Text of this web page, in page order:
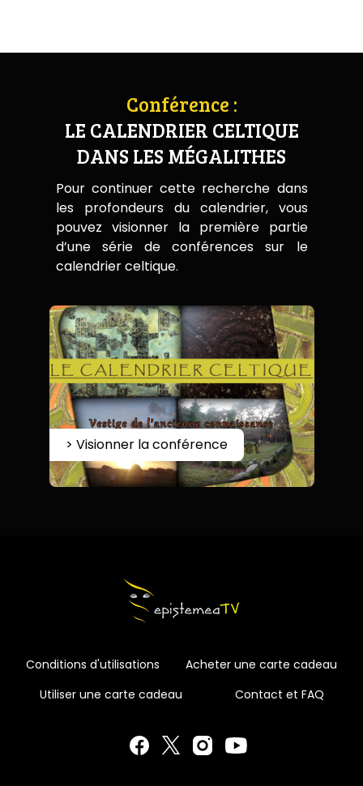
Conférence :
LE CALENDRIER CELTIQUE
DANS LES MÉGALITHES
Pour continuer cette recherche dans
les profondeurs du calendrier, vous
pouvez visionner la première partie
d’une série de conférences sur le
calendrier celtique.
> Visionner la conférence
Conditions d'utilisations
Acheter une carte cadeau
Utiliser une carte cadeau
Contact et FAQ